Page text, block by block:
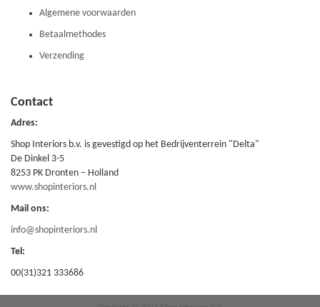
Algemene voorwaarden
Betaalmethodes
Verzending
Contact
Adres:
Shop Interiors b.v. is gevestigd op het Bedrijventerrein "Delta"
De Dinkel 3-5
8253 PK Dronten – Holland
www.shopinteriors.nl
Mail ons:
info@shopinteriors.nl
Tel:
00(31)321 333686